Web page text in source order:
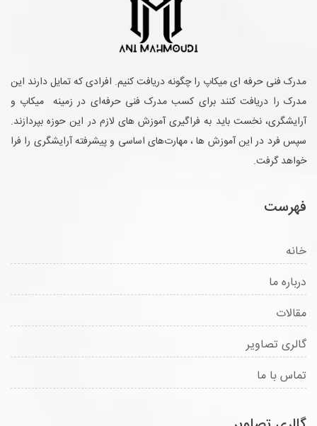
مدرک فنی حرفه ای میکاپ را چگونه دریافت کنیم. افرادی که تمایل دارند این
مدرک را دریافت کنند برای کسب مدرک فنی حرفه‌ای در زمینه میکاپ و
آرایشگری، نخست باید به فراگیری آموزش های لازم در این حوزه بپردازند.
سپس فرد در این آموزش ها ، مهارت‌های اساسی و پیشرفته آرایشگری را فرا
خواهد گرفت.
فهرست
خانه
درباره ما
مقالات
گالری تصاویر
تماس با ما